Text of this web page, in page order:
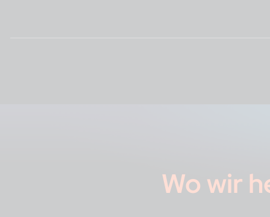
Wo wir